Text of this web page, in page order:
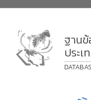
ฐาน
ประเ